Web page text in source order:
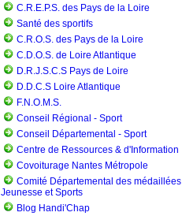
C.R.E.P.S. des Pays de la Loire
Santé des sportifs
C.R.O.S. des Pays de la Loire
C.D.O.S. de Loire Atlantique
D.R.J.S.C.S Pays de Loire
D.D.C.S Loire Atlantique
F.N.O.M.S.
Conseil Régional - Sport
Conseil Départemental - Sport
Centre de Ressources & d'Information
Covoiturage Nantes Métropole
Comité Départemental des médaillées
Jeunesse et Sports
Blog Handi'Chap